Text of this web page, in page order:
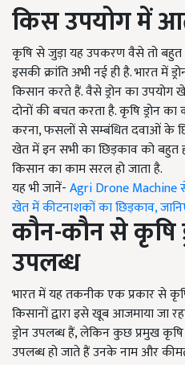
किस उपयोग में
कृषि से जुड़ा यह उपकरण वैसे तो बहुत
इसकी क्रांति अभी नई ही है. भारत में
किसान करते हैं. वैसे ड्रोन का
दोनों की बचत करता है. कृषि ड्रोन
करना, फसलों से सम्बंधित दवाओं के
खेत में इन सभी का छिड़काव को
किसान का काम सरल हो जाता है.
यह भी जानें-Agri Drone Machine
खेत में कीटनाशकों का छिड़काव,
कौन-कौन से कृषि
उपलब्ध
भारत में यह तकनीक एक प्रकार से
किसानों द्वारा इसे खूब आजमाया जा
ड्रोन उपलब्ध हैं, लेकिन कुछ प्रमुख
उपलब्ध हो जाते हैं उनके नाम और